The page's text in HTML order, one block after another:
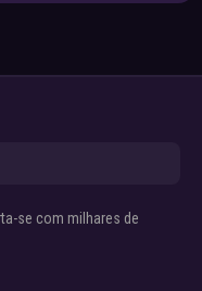
se com milhares de